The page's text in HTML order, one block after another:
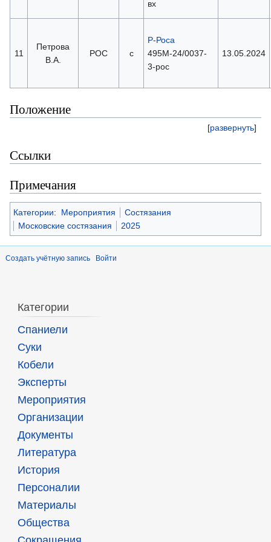
вх
11
Петрова
В.А.
РОС с
Р-Роса
495М-24/0037-
3-рос
13.05.2024
Положение
[развернуть]
Ссылки
Примечания
Категории: Мероприятия
Состязания
Московские состязания
2025
Создать учётную запись Войти
Категории
Спаниели
Суки
Кобели
Эксперты
Мероприятия
Организации
Документы
Литература
История
Персоналии
Материалы
Общества